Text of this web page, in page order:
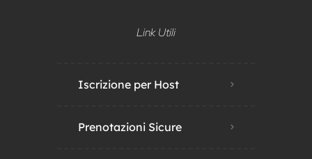
Link Utili
Iscrizione per Host
Prenotazioni Sicure